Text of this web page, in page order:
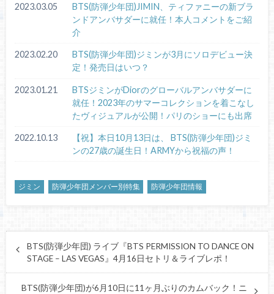
2023.03.05
BTS(防弾少年団)JIMIN、ティファニーの新ブラ
ンドアンバサダーに就任！本人コメントをご紹
介
2023.02.20
BTS(防弾少年団)ジミンが3月にソロデビュー決
定！発売日はいつ？
2023.01.21
BTSジミンがDiorのグローバルアンバサダーに
就任！2023年のサマーコレクションを着こなし
たヴィジュアルが公開！パリのショーにも出席
2022.10.13
【祝】本日10月13日は、 BTS(防弾少年団)ジミ
ンの27歳の誕生日！ARMYから祝福の声！
ジミン 防弾少年団メンバー別特集 防弾少年団情報
BTS(防弾少年団) ライブ『BTS PERMISSION TO DANCE ON
STAGE – LAS VEGAS』4月16日セトリ＆ライブレポ！
BTS(防弾少年団)が6月10日に11ヶ月ぶりのカムバック！ニ